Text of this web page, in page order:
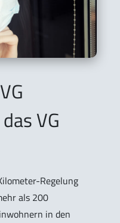
VG
Regelung
als 200
in den